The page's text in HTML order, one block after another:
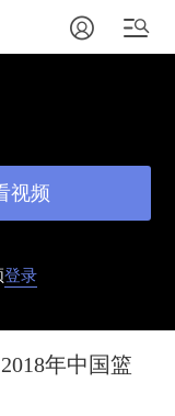
登录
视频
年中国篮